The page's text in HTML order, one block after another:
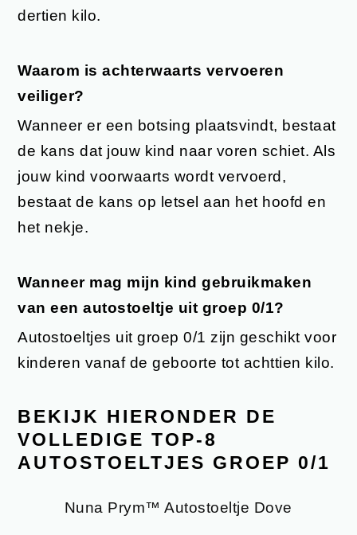
dertien kilo.
Waarom is achterwaarts vervoeren
veiliger?
Wanneer er een botsing plaatsvindt, bestaat
de kans dat jouw kind naar voren schiet. Als
jouw kind voorwaarts wordt vervoerd,
bestaat de kans op letsel aan het hoofd en
het nekje.
Wanneer mag mijn kind gebruikmaken
van een autostoeltje uit groep 0/1?
Autostoeltjes uit groep 0/1 zijn geschikt voor
kinderen vanaf de geboorte tot achttien kilo.
BEKIJK HIERONDER DE
VOLLEDIGE TOP-8
AUTOSTOELTJES GROEP 0/1
Nuna Prym™ Autostoeltje Dove